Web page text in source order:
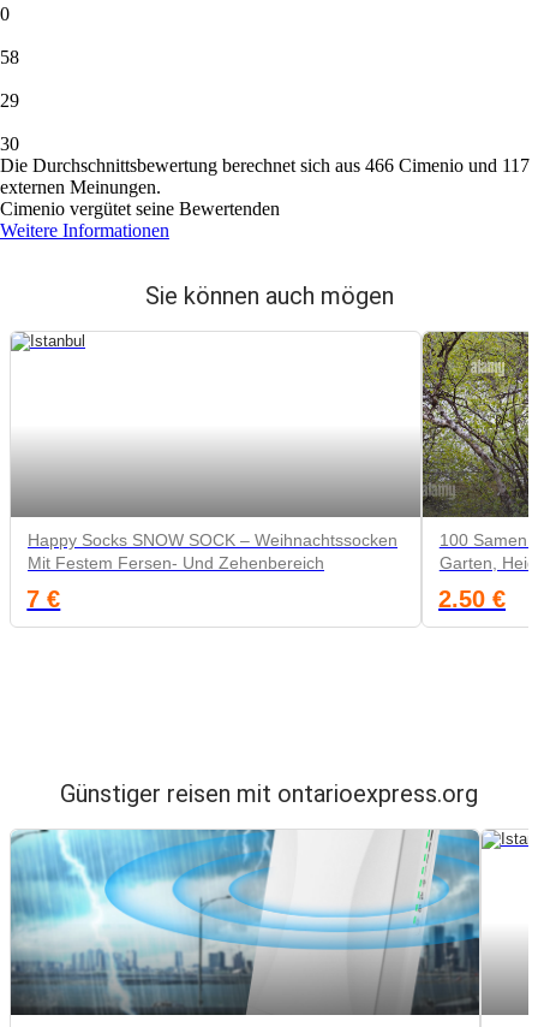
0
58
29
30
Die Durchschnittsbewertung berechnet sich aus 466 Cimenio und 117
externen Meinungen.
Cimenio vergütet seine Bewertenden
Weitere Informationen
Sie können auch mögen
Happy Socks SNOW SOCK – Weihnachtssocken
Mit Festem Fersen- Und Zehenbereich
7 €
100 Samen
Garten,
2.50 €
Günstiger reisen mit ontarioexpress.org